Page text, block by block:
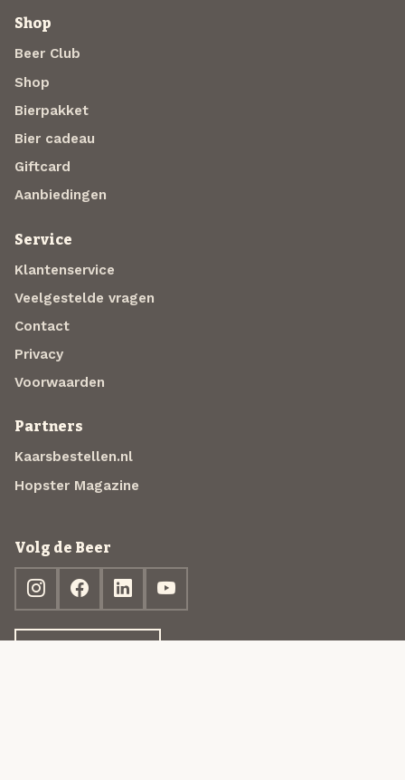
Shop
Beer Club
Shop
Bierpakket
Bier cadeau
Giftcard
Aanbiedingen
Service
Klantenservice
Veelgestelde vragen
Contact
Privacy
Voorwaarden
Partners
Kaarsbestellen.nl
Hopster Magazine
Volg de Beer